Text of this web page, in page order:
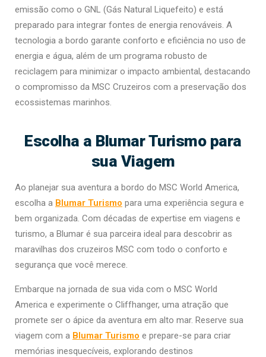
emissão como o GNL (Gás Natural Liquefeito) e está
preparado para integrar fontes de energia renováveis. A
tecnologia a bordo garante conforto e eficiência no uso de
energia e água, além de um programa robusto de
reciclagem para minimizar o impacto ambiental, destacando
o compromisso da MSC Cruzeiros com a preservação dos
ecossistemas marinhos.
Escolha a Blumar Turismo para
sua Viagem
Ao planejar sua aventura a bordo do MSC World America,
escolha a Blumar Turismo para uma experiência segura e
bem organizada. Com décadas de expertise em viagens e
turismo, a Blumar é sua parceira ideal para descobrir as
maravilhas dos cruzeiros MSC com todo o conforto e
segurança que você merece.
Embarque na jornada de sua vida com o MSC World
America e experimente o Cliffhanger, uma atração que
promete ser o ápice da aventura em alto mar. Reserve sua
viagem com a Blumar Turismo e prepare-se para criar
memórias inesquecíveis, explorando destinos